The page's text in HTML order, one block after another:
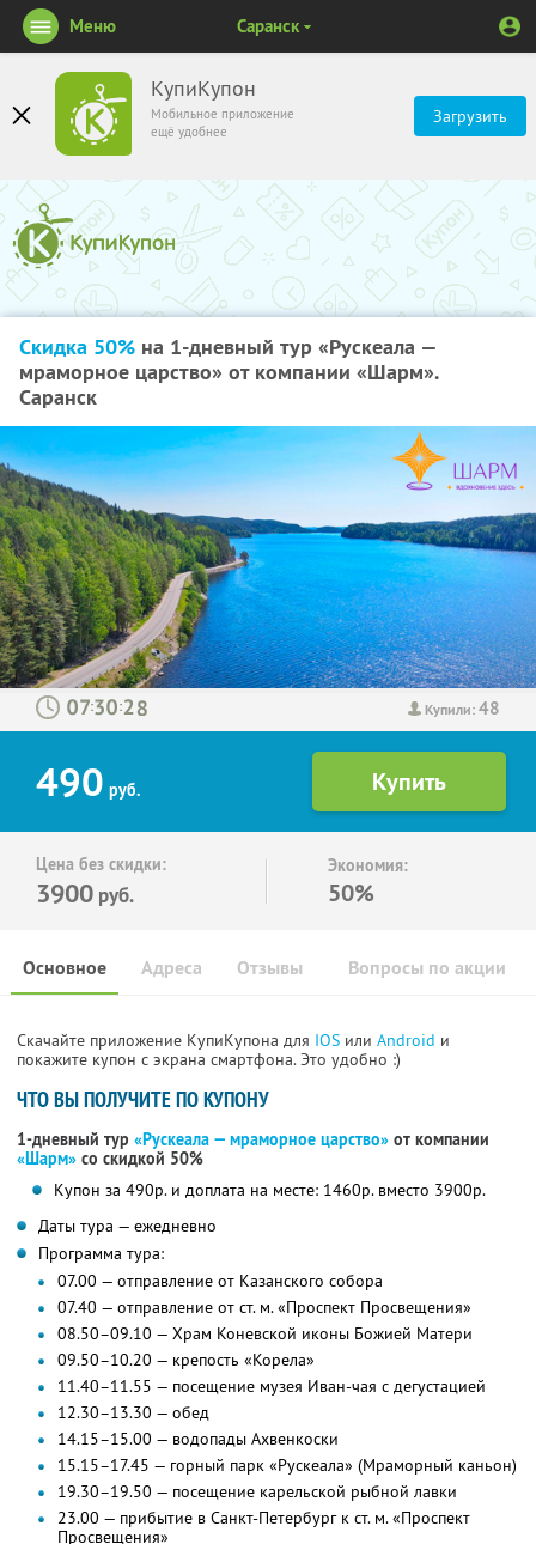
КупиКупон
Мобильное приложение
ещё удобнее
Загрузить
Меню Саранск
Скидка 50% на 1-дневный тур «Рускеала —
мраморное царство» от компании «Шарм».
Саранск
Купили:48
: :
490 руб.
Цена без скидки:
3900 руб.
Экономия:
50%
Основное Отзывы Вопросы по акции
Адреса
Скачайте приложение КупиКупона для IOS или Android и
покажите купон с экрана смартфона. Это удобно :)
ЧТО ВЫ ПОЛУЧИТЕ ПО КУПОНУ
1-дневный тур «Рускеала — мраморное царство» от компании
«Шарм» со скидкой 50%
Купон за 490р. и доплата на месте: 1460р. вместо 3900р.
Даты тура — ежедневно
Программа тура:
07.00 — отправление от Казанского собора
07.40 — отправление от ст. м. «Проспект Просвещения»
08.50–09.10 — Храм Коневской иконы Божией Матери
09.50–10.20 — крепость «Корела»
11.40–11.55 — посещение музея Иван-чая с дегустацией
12.30–13.30 — обед
14.15–15.00 — водопады Ахвенкоски
15.15–17.45 — горный парк «Рускеала» (Мраморный каньон)
19.30–19.50 — посещение карельской рыбной лавки
23.00 — прибытие в Санкт-Петербург к ст. м. «Проспект
Просвещения»